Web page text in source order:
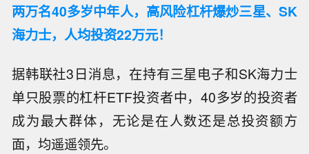
两万名40多岁中年人，高风险杠杆爆炒三星、SK
海力士，人均投资22万元！
据韩联社3日消息，在持有三星电子和SK海力士
单只股票的杠杆ETF投资者中，40多岁的投资者
成为最大群体，无论是在人数还是总投资额方
面，均遥遥领先。